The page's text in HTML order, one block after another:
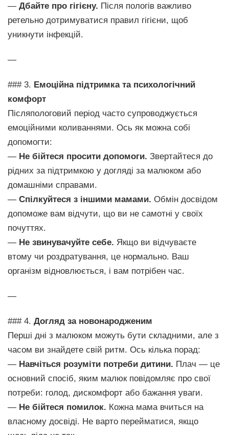
— Дбайте про гігієну. Після пологів важливо
ретельно дотримуватися правил гігієни, щоб
уникнути інфекцій.
—
### 3. Емоційна підтримка та психологічний
комфорт
Післяпологовий період часто супроводжується
емоційними коливаннями. Ось як можна собі
допомогти:
— Не бійтеся просити допомоги. Звертайтеся до
рідних за підтримкою у догляді за малюком або
домашніми справами.
— Спілкуйтеся з іншими мамами. Обмін досвідом
допоможе вам відчути, що ви не самотні у своїх
почуттях.
— Не звинувачуйте себе. Якщо ви відчуваєте
втому чи роздратування, це нормально. Ваш
організм відновлюється, і вам потрібен час.
—
### 4. Догляд за новонародженим
Перші дні з малюком можуть бути складними, але з
часом ви знайдете свій ритм. Ось кілька порад:
— Навчіться розуміти потреби дитини. Плач — це
основний спосіб, яким малюк повідомляє про свої
потреби: голод, дискомфорт або бажання уваги.
— Не бійтеся помилок. Кожна мама вчиться на
власному досвіді. Не варто перейматися, якщо